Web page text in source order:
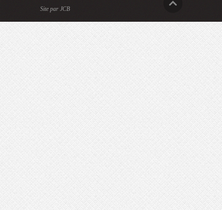
Site par JCB